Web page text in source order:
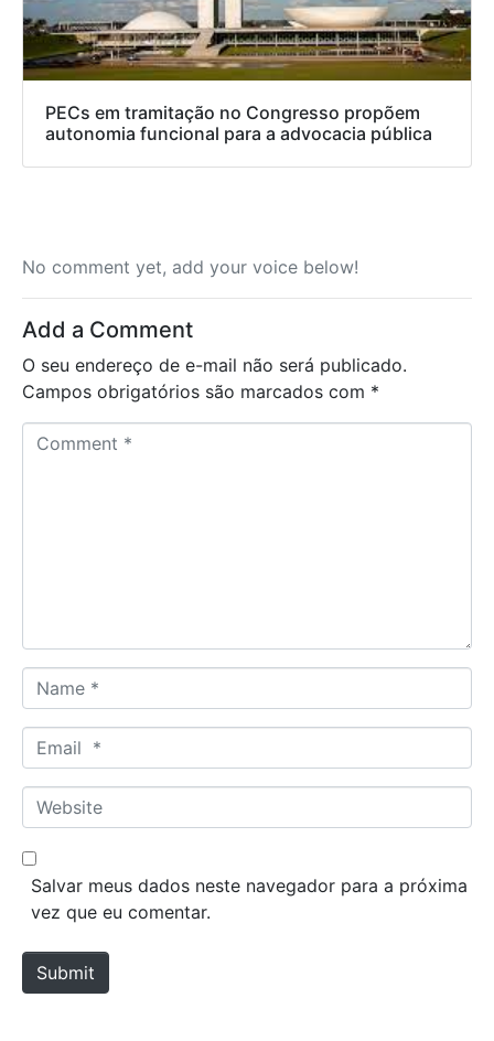
PECs em tramitação no Congresso propõem
autonomia funcional para a advocacia pública
No comment yet, add your voice below!
Add a Comment
O seu endereço de e-mail não será publicado.
Campos obrigatórios são marcados com *
a
m
*
m
a
*
W
e
b
e
Salvar meus dados neste navegador para a próxima
vez que eu comentar.
Submit